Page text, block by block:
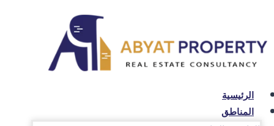
المحتوى
الرئيسية
المناطق